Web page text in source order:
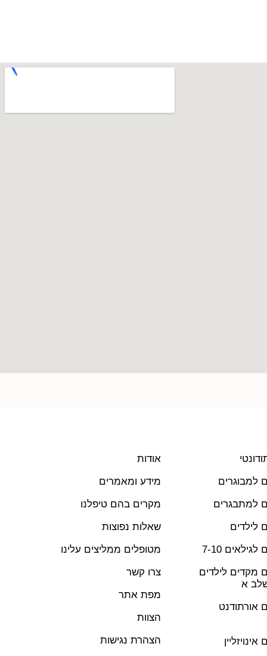
למבוגרים
למתבגרים
לילדים
לגילאים 7-10
מקדים לילדים
א
אורתודנט
אינויזליין
אודות
מידע ומאמרים
מקרים בהם טיפלנו
שאלות נפוצות
מטופלים ממליצים עלינו
צרו קשר
מפת אתר
הצוות
הצהרת נגישות